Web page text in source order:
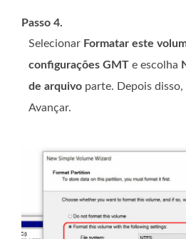
Passo 4.
Selecionar Formatar este
configurações GMT e escolha
de arquivo parte. Depois
Avançar.